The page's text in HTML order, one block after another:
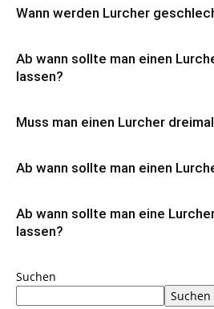
Wann werden Lurcher
Ab wann sollte man einen
lassen?
Muss man einen Lurcher
Ab wann sollte man einen
Ab wann sollte man eine
lassen?
Suchen
Suchen